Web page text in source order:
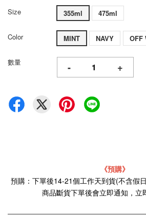
Size 355ml 475ml
Color MINT NAVY OFF
數量 - +
《預購》
預購：下單後14-21個工作天到貨(不含假
商品斷貨下單後會立即通知，立